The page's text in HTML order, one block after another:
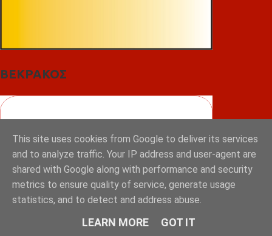
ΒΕΚΡΑΚΟΣ
This site uses cookies from Google to deliver its services
and to analyze traffic. Your IP address and user-agent are
shared with Google along with performance and security
metrics to ensure quality of service, generate usage
statistics, and to detect and address abuse.
LEARN MORE GOT IT